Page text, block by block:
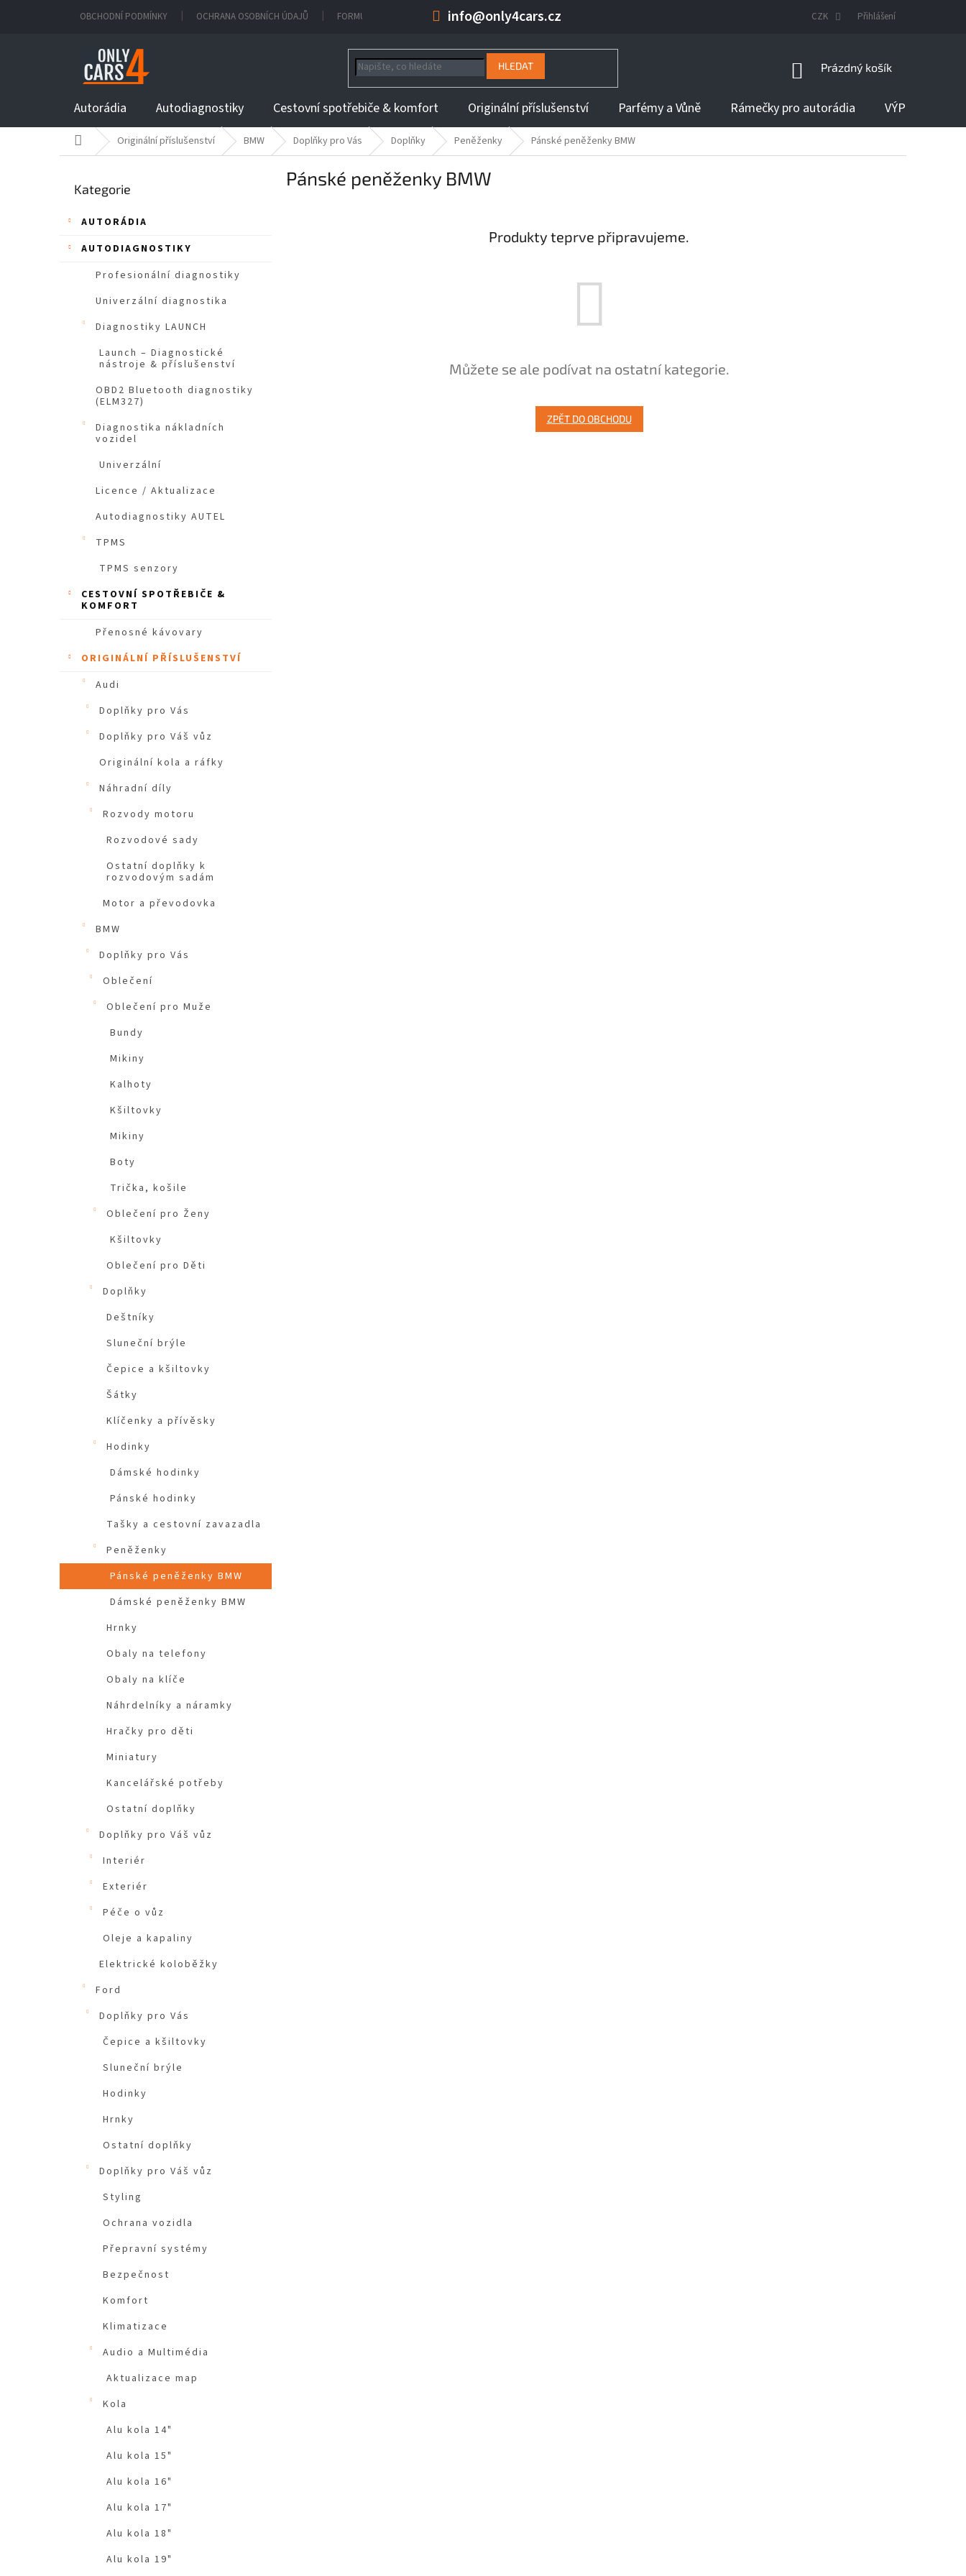
info@only4cars.cz
OBCHODNÍ PODMÍNKY OCHRANA OSOBNÍCH ÚDAJŮ FORMULÁŘ NA ODSTOUPENÍ OD KUPNÍ SMLOUVY INFORMACE K DOBĚ DODÁNÍ ZBOŽÍ CZK Přihlášení
HLEDAT
NÁKUPNÍ
Prázdný košík
Autorádia Autodiagnostiky Cestovní spotřebiče & komfort Originální příslušenství Parfémy a Vůně Rámečky pro autorádia VÝPRODEJ
Domů Originální příslušenství BMW Doplňky pro Vás Doplňky Peněženky Pánské peněženky BMW
kategorie
Kategorie
AUTORÁDIA
AUTODIAGNOSTIKY
Profesionální diagnostiky
Univerzální diagnostika
Diagnostiky LAUNCH
Launch – Diagnostické
nástroje & příslušenství
OBD2 Bluetooth diagnostiky
(ELM327)
Diagnostika nákladních
vozidel
Univerzální
Licence / Aktualizace
Autodiagnostiky AUTEL
TPMS
TPMS senzory
CESTOVNÍ SPOTŘEBIČE &
KOMFORT
Přenosné kávovary
ORIGINÁLNÍ PŘÍSLUŠENSTVÍ
Audi
Doplňky pro Vás
Doplňky pro Váš vůz
Originální kola a ráfky
Náhradní díly
Rozvody motoru
Rozvodové sady
Ostatní doplňky k
rozvodovým sadám
Motor a převodovka
BMW
Doplňky pro Vás
Oblečení
Oblečení pro Muže
Bundy
Mikiny
Kalhoty
Kšiltovky
Mikiny
Boty
Trička, košile
Oblečení pro Ženy
Kšiltovky
Oblečení pro Děti
Doplňky
Deštníky
Sluneční brýle
Čepice a kšiltovky
Šátky
Klíčenky a přívěsky
Hodinky
Dámské hodinky
Pánské hodinky
Tašky a cestovní zavazadla
Peněženky
Pánské peněženky BMW
Dámské peněženky BMW
Hrnky
Obaly na telefony
Obaly na klíče
Náhrdelníky a náramky
Hračky pro děti
Miniatury
Kancelářské potřeby
Ostatní doplňky
Doplňky pro Váš vůz
Interiér
Exteriér
Péče o vůz
Oleje a kapaliny
Elektrické koloběžky
Ford
Doplňky pro Vás
Čepice a kšiltovky
Sluneční brýle
Hodinky
Hrnky
Ostatní doplňky
Doplňky pro Váš vůz
Styling
Ochrana vozidla
Přepravní systémy
Bezpečnost
Komfort
Klimatizace
Audio a Multimédia
Aktualizace map
Kola
Alu kola 14"
Alu kola 15"
Alu kola 16"
Alu kola 17"
Alu kola 18"
Alu kola 19"
Pánské peněženky BMW
Produkty teprve připravujeme.
Můžete se ale podívat na ostatní kategorie.
ZPĚT DO OBCHODU